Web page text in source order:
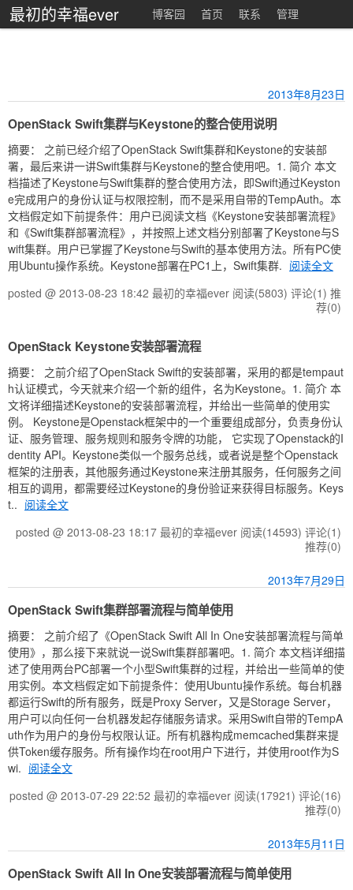
最初的幸福ever 博客园 首页 联系 管理
2013年8月23日
OpenStack Swift集群与Keystone的整合使用说明
摘要： 之前已经介绍了OpenStack Swift集群和Keystone的安装部
署，最后来讲一讲Swift集群与Keystone的整合使用吧。1. 简介 本文
档描述了Keystone与Swift集群的整合使用方法，即Swift通过Keyston
e完成用户的身份认证与权限控制，而不是采用自带的TempAuth。本
文档假定如下前提条件：用户已阅读文档《Keystone安装部署流程》
和《Swift集群部署流程》，并按照上述文档分别部署了Keystone与S
wift集群。用户已掌握了Keystone与Swift的基本使用方法。所有PC使
用Ubuntu操作系统。Keystone部署在PC1上，Swift集群. 阅读全文
posted @ 2013-08-23 18:42 最初的幸福ever 阅读(5803) 评论(1) 推
荐(0)
OpenStack Keystone安装部署流程
摘要： 之前介绍了OpenStack Swift的安装部署，采用的都是tempaut
h认证模式，今天就来介绍一个新的组件，名为Keystone。1. 简介 本
文将详细描述Keystone的安装部署流程，并给出一些简单的使用实
例。 Keystone是Openstack框架中的一个重要组成部分，负责身份认
证、服务管理、服务规则和服务令牌的功能， 它实现了Openstack的I
dentity API。Keystone类似一个服务总线，或者说是整个Openstack
框架的注册表，其他服务通过Keystone来注册其服务，任何服务之间
相互的调用，都需要经过Keystone的身份验证来获得目标服务。Keys
t.. 阅读全文
posted @ 2013-08-23 18:17 最初的幸福ever 阅读(14593) 评论(1)
推荐(0)
2013年7月29日
OpenStack Swift集群部署流程与简单使用
摘要： 之前介绍了《OpenStack Swift All In One安装部署流程与简单
使用》，那么接下来就说一说Swift集群部署吧。1. 简介 本文档详细描
述了使用两台PC部署一个小型Swift集群的过程，并给出一些简单的使
用实例。本文档假定如下前提条件：使用Ubuntu操作系统。每台机器
都运行Swift的所有服务，既是Proxy Server，又是Storage Server，
用户可以向任何一台机器发起存储服务请求。采用Swift自带的TempA
uth作为用户的身份与权限认证。所有机器构成memcached集群来提
供Token缓存服务。所有操作均在root用户下进行，并使用root作为S
wi. 阅读全文
posted @ 2013-07-29 22:52 最初的幸福ever 阅读(17921) 评论(16)
推荐(0)
2013年5月11日
OpenStack Swift All In One安装部署流程与简单使用